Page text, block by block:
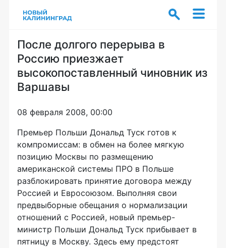
После долгого перерыва в
Россию приезжает
высокопоставленный чиновник из
Варшавы
08 февраля 2008, 00:00
Премьер Польши Дональд Туск готов к
компромиссам: в обмен на более мягкую
позицию Москвы по размещению
американской системы ПРО в Польше
разблокировать принятие договора между
Россией и Евросоюзом. Выполняя свои
предвыборные обещания о нормализации
отношений с Россией, новый премьер-
министр Польши Дональд Туск прибывает в
пятницу в Москву. Здесь ему предстоят